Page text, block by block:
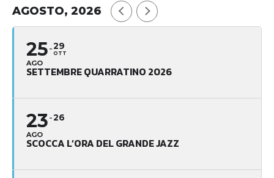
AGOSTO, 2026
25
AGO
29
OTT
SETTEMBRE QUARRATINO 2026
23
AGO
26
SCOCCA L’ORA DEL GRANDE JAZZ